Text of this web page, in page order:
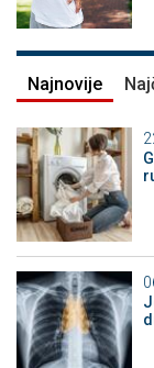
Najnovije